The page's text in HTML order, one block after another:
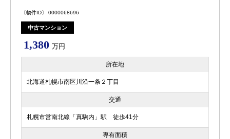
〔物件ID〕 0000068696
中古マンション
1,380 万円
所在地
北海道札幌市南区川沿一条２丁目
交通
札幌市営南北線「真駒内」駅 徒歩41分
専有面積